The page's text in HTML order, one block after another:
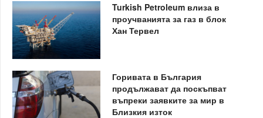
Turkish Petroleum влиза в
проучванията за газ в блок
Хан Тервел
Горивата в България
продължават да поскъпват
въпреки заявките за мир в
Близкия изток